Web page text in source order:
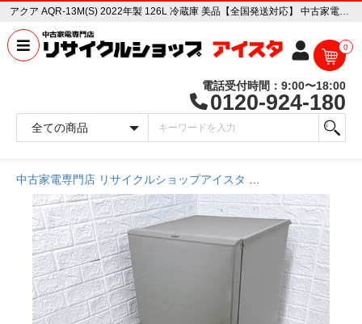
アクア AQR-13M(S) 2022年製 126L 冷蔵庫 美品【全国発送対応】 中古家電販売専門店 リサイクルショップ アイスタ
0
電話受付時間：9:00〜18:00
0120-924-180
中古家電専門店 リサイクルショップアイスタ